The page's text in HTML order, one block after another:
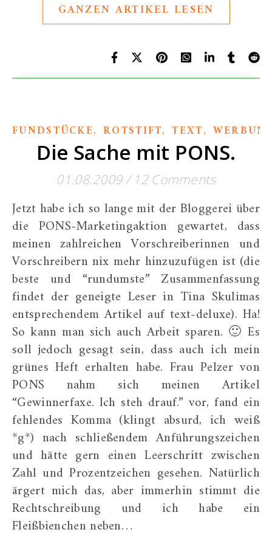
GANZEN ARTIKEL LESEN
FUNDSTÜCKE, ROTSTIFT,TEXT,
Die Sache mit PONS.
01.08.2009 / 12 Comments
Jetzt habe ich so lange mit der Bloggerei über
die PONS-Marketingaktion gewartet, dass
meinen zahlreichen Vorschreiberinnen und
Vorschreibern nix mehr hinzuzufügen ist (die
beste und “rundumste” Zusammenfassung
findet der geneigte Leser in Tina Skulimas
entsprechendem Artikel auf text-deluxe). Ha!
So kann man sich auch Arbeit sparen. 🙂 Es
soll jedoch gesagt sein, dass auch ich mein
grünes Heft erhalten habe. Frau Pelzer von
PONS nahm sich meinen Artikel
“Gewinnerfaxe. Ich steh drauf.” vor, fand ein
fehlendes Komma (klingt absurd, ich weiß
*g*) nach schließendem Anführungszeichen
und hätte gern einen Leerschritt zwischen
Zahl und Prozentzeichen gesehen. Natürlich
ärgert mich das, aber immerhin stimmt die
Rechtschreibung und ich habe ein
Fleißbienchen neben…